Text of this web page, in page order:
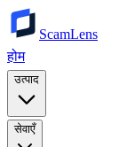
ScamLens
होम
उत्पाद
सेवाएँ